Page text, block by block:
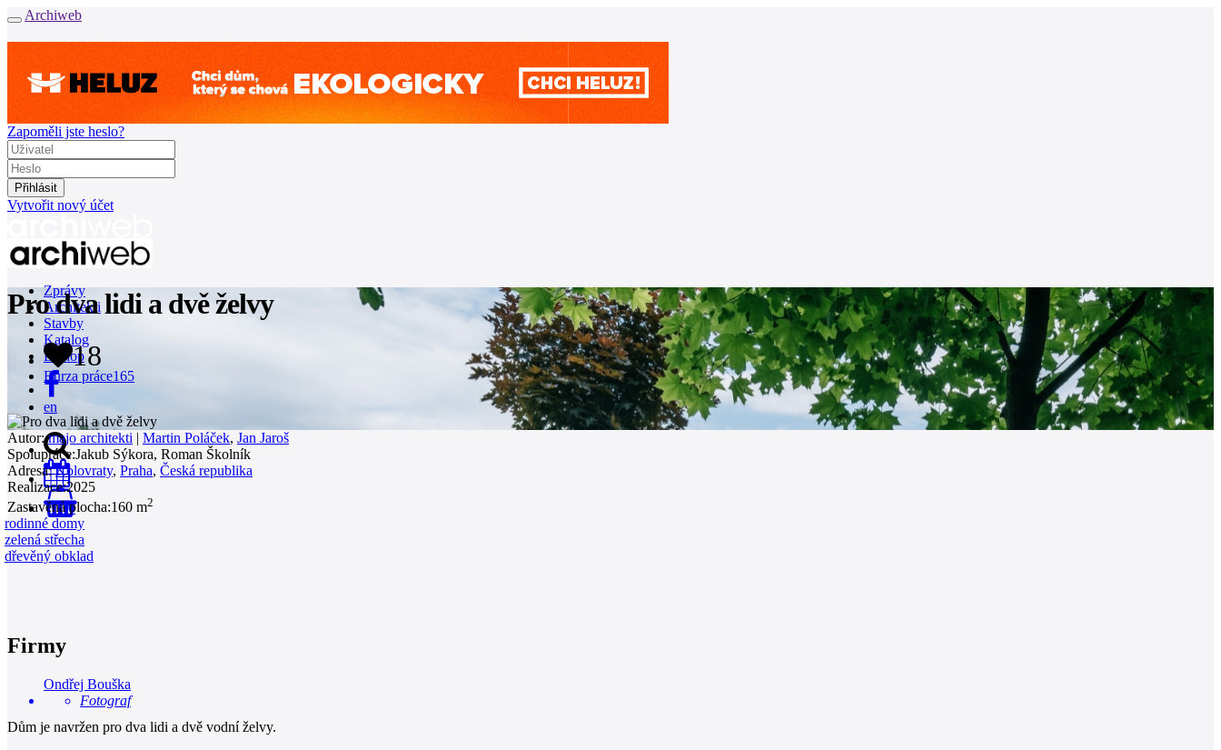
Archiweb
Zapoměli jste heslo?
Vytvořit nový účet
Zprávy
Architekti
Stavby
Katalog
E-shop
Burza práce165
en
0
Pro dva lidi a dvě želvy
18
Autor: majo architekti | Martin Poláček, Jan Jaroš
Spolupráce:Jakub Sýkora, Roman Školník
Adresa: Kolovraty, Praha, Česká republika
Realizace:2025
Zastavěná plocha:160 m2
rodinné domy
zelená střecha
dřevěný obklad
Firmy
Ondřej Bouška
Fotograf
Dům je navržen pro dva lidi a dvě vodní želvy.